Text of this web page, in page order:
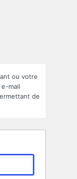
ou votre
mail
de